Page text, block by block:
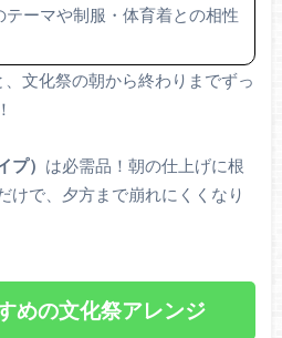
ーマや制服・体育着との相性
文化祭の朝から終わりまでずっ
） は必需品！朝の仕上げに根
けで、夕方まで崩れにくくなり
めの文化祭アレンジ